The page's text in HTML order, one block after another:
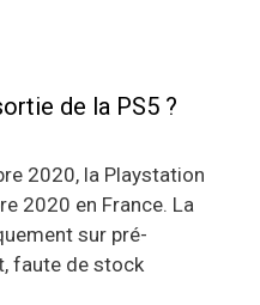
de la PS5 ?
2020, la Playstation
2020 en France. La
sur pré-
faute de stock